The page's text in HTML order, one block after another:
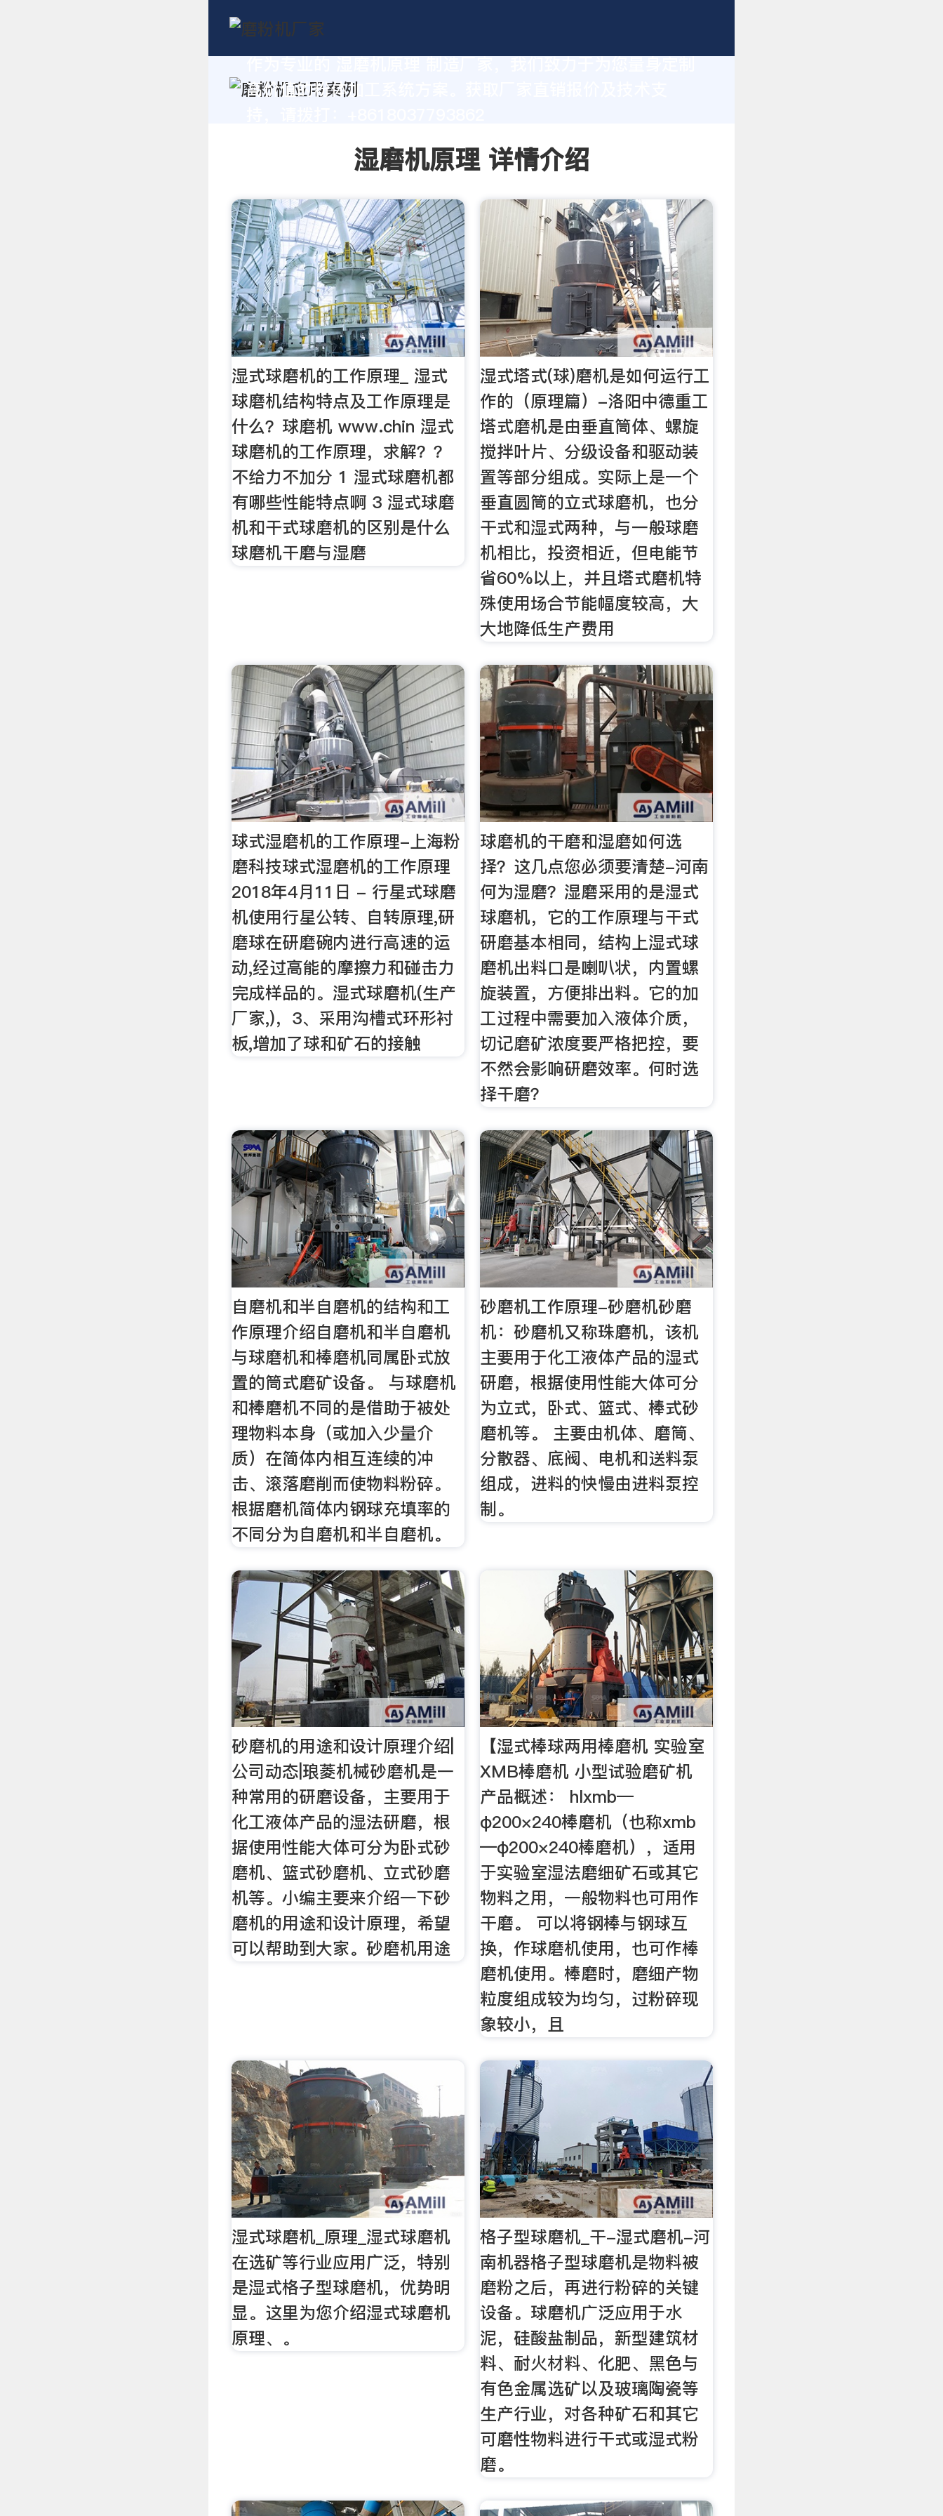
高价值的粉体加工系统方案。获取厂家直销报价及技术支
湿磨机原理 详情介绍
湿式球磨机的工作原理_ 湿式
球磨机结构特点及工作原理是
什么？球磨机 www.chin 湿式
球磨机的工作原理，求解？？
不给力不加分 1 湿式球磨机都
有哪些性能特点啊 3 湿式球磨
机和干式球磨机的区别是什么
球磨机干磨与湿磨
湿式塔式(球)磨机是如何运行工
作的（原理篇）-洛阳中德重工
塔式磨机是由垂直筒体、螺旋
搅拌叶片、分级设备和驱动装
置等部分组成。实际上是一个
垂直圆筒的立式球磨机，也分
干式和湿式两种，与一般球磨
机相比，投资相近，但电能节
省60%以上，并且塔式磨机特
殊使用场合节能幅度较高，大
大地降低生产费用
球式湿磨机的工作原理-上海粉
磨科技球式湿磨机的工作原理
2018年4月11日 - 行星式球磨
机使用行星公转、自转原理,研
磨球在研磨碗内进行高速的运
动,经过高能的摩擦力和碰击力
完成样品的。湿式球磨机(生产
厂家,)，3、采用沟槽式环形衬
板,增加了球和矿石的接触
球磨机的干磨和湿磨如何选
择？这几点您必须要清楚-河南
何为湿磨？湿磨采用的是湿式
球磨机，它的工作原理与干式
研磨基本相同，结构上湿式球
磨机出料口是喇叭状，内置螺
旋装置，方便排出料。它的加
工过程中需要加入液体介质，
切记磨矿浓度要严格把控，要
不然会影响研磨效率。何时选
择干磨？
自磨机和半自磨机的结构和工
作原理介绍自磨机和半自磨机
与球磨机和棒磨机同属卧式放
置的筒式磨矿设备。 与球磨机
和棒磨机不同的是借助于被处
理物料本身（或加入少量介
质）在简体内相互连续的冲
击、滚落磨削而使物料粉碎。
根据磨机简体内钢球充填率的
不同分为自磨机和半自磨机。
砂磨机工作原理-砂磨机砂磨
机：砂磨机又称珠磨机，该机
主要用于化工液体产品的湿式
研磨，根据使用性能大体可分
为立式，卧式、篮式、棒式砂
磨机等。 主要由机体、磨筒、
分散器、底阀、电机和送料泵
组成，进料的快慢由进料泵控
制。
砂磨机的用途和设计原理介绍|
公司动态|琅菱机械砂磨机是一
种常用的研磨设备，主要用于
化工液体产品的湿法研磨，根
据使用性能大体可分为卧式砂
磨机、篮式砂磨机、立式砂磨
机等。小编主要来介绍一下砂
磨机的用途和设计原理，希望
可以帮助到大家。砂磨机用途
【湿式棒球两用棒磨机 实验室
XMB棒磨机 小型试验磨矿机
产品概述： hlxmb—
φ200×240棒磨机（也称xmb
—φ200×240棒磨机），适用
于实验室湿法磨细矿石或其它
物料之用，一般物料也可用作
干磨。 可以将钢棒与钢球互
换，作球磨机使用，也可作棒
磨机使用。棒磨时，磨细产物
粒度组成较为均匀，过粉碎现
象较小，且
湿式球磨机_原理_湿式球磨机
在选矿等行业应用广泛，特别
是湿式格子型球磨机，优势明
显。这里为您介绍湿式球磨机
原理、。
格子型球磨机_干-湿式磨机-河
南机器格子型球磨机是物料被
磨粉之后，再进行粉碎的关键
设备。球磨机广泛应用于水
泥，硅酸盐制品，新型建筑材
料、耐火材料、化肥、黑色与
有色金属选矿以及玻璃陶瓷等
生产行业，对各种矿石和其它
可磨性物料进行干式或湿式粉
磨。